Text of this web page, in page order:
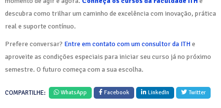
descubra como trilhar um caminho de excelência com inovação, prática
real e suporte contínuo.
Prefere conversar? Entre em contato com um consultor da ITHe
aproveite as condições especiais para iniciar seu curso já no próximo
semestre. O futuro começa com a sua escolha.
COMPARTILHE: WhatsApp Facebook LinkedIn Twitter